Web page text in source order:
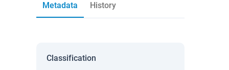
Metadata History
Classification